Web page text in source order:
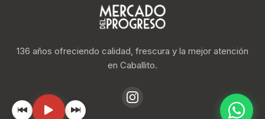
136 años ofreciendo calidad, frescura y la mejor atención
en Caballito.